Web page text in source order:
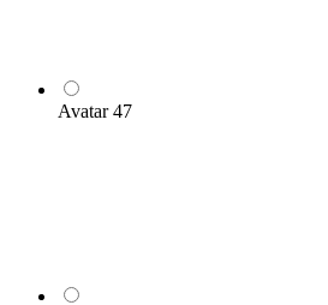
Avatar 47